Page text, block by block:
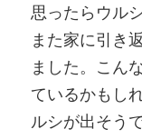
思ったらウル
また家に引き
ました。こん
ているかもし
ルシが出そうで